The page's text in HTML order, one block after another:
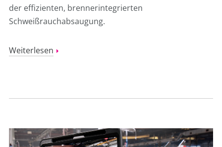
der effizienten, brennerintegrierten
Schweißrauchabsaugung.
Weiterlesen